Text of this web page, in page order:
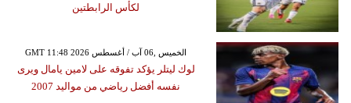
لكأس الرابطتين
GMT 11:48 2026 الخميس ,06 آب / أغسطس
لوك ليتلر يؤكد تفوقه على لامين يامال ويرى
نفسه أفضل رياضي من مواليد 2007